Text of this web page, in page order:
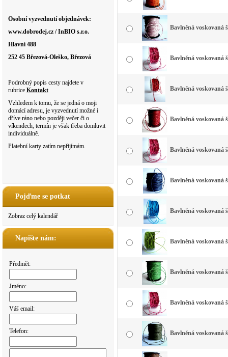
Osobní vyzvednutí objednávek:
www.dobrodej.cz / InBIO s.r.o.
Hlavní 488
252 45 Březová-Oleško, Březová
Podrobný popis cesty najdete v
rubrice Kontakt
Vzhledem k tomu, že se jedná o moji
domácí adresu, je vyzvednutí možné i
dříve ráno nebo později večer či o
víkendech, termín je však třeba domluvit
individuálně.
Platební karty zatím nepřijímám.
Pojďme se potkat
Zobraz celý kalendář
Napište nám:
Předmět:
Jméno:
Váš email:
Telefon:
Bavlněná voskovaná
Bavlněná voskovaná
Bavlněná voskovaná
Bavlněná voskovaná
Bavlněná voskovaná
Bavlněná voskovaná
Bavlněná voskovaná
Bavlněná voskovaná
Bavlněná voskovaná
Bavlněná voskovaná
Bavlněná voskovaná